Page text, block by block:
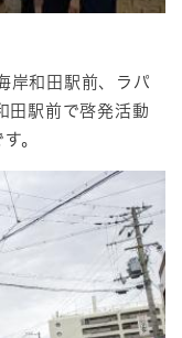
岸和田駅前、ラパ
田駅前で啓発活動
。